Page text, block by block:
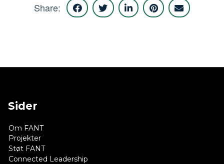
Share:
Sider
Om FANT
Projekter
Støt FANT
Connected Leadership